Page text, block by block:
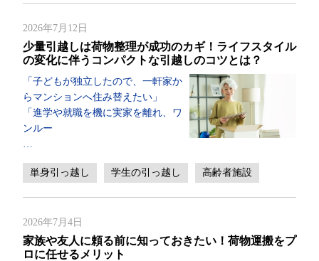
2026年7月12日
少量引越しは荷物整理が成功のカギ！ライフスタイル
の変化に伴うコンパクトな引越しのコツとは？
「子どもが独立したので、一軒家か
らマンションへ住み替えたい」
「進学や就職を機に実家を離れ、ワ
ンルー
単身引っ越し 学生の引っ越し 高齢者施設
2026年7月4日
家族や友人に頼る前に知っておきたい！荷物運搬をプ
ロに任せるメリット